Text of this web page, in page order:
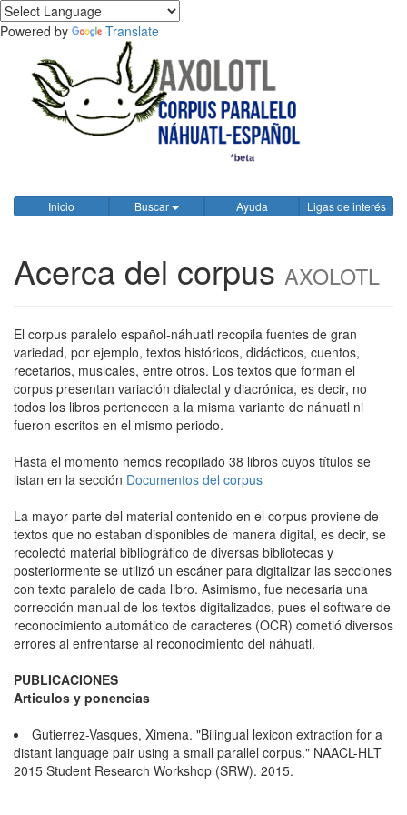
Powered by Translate
Inicio Buscar Ayuda Ligas de interés
Acerca del corpus AXOLOTL
El corpus paralelo español-náhuatl recopila fuentes de gran
variedad, por ejemplo, textos históricos, didácticos, cuentos,
recetarios, musicales, entre otros. Los textos que forman el
corpus presentan variación dialectal y diacrónica, es decir, no
todos los libros pertenecen a la misma variante de náhuatl ni
fueron escritos en el mismo periodo.
Hasta el momento hemos recopilado 38 libros cuyos títulos se
listan en la sección Documentos del corpus
La mayor parte del material contenido en el corpus proviene de
textos que no estaban disponibles de manera digital, es decir, se
recolectó material bibliográfico de diversas bibliotecas y
posteriormente se utilizó un escáner para digitalizar las secciones
con texto paralelo de cada libro. Asimismo, fue necesaria una
corrección manual de los textos digitalizados, pues el software de
reconocimiento automático de caracteres (OCR) cometió diversos
errores al enfrentarse al reconocimiento del náhuatl.
PUBLICACIONES
Articulos y ponencias
Gutierrez-Vasques, Ximena. "Bilingual lexicon extraction for a
distant language pair using a small parallel corpus." NAACL-HLT
2015 Student Research Workshop (SRW). 2015.